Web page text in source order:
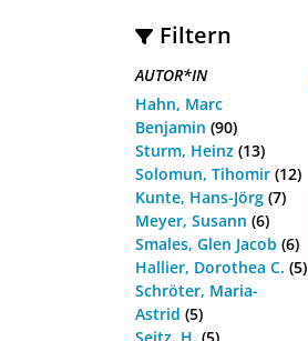
Filtern
AUTOR*IN
Hahn, Marc
Benjamin (90)
Sturm, Heinz (13)
Solomun, Tihomir (12)
Kunte, Hans-Jörg (7)
Meyer, Susann (6)
Smales, Glen Jacob (6)
Hallier, Dorothea C. (5)
Schröter, Maria-
Astrid (5)